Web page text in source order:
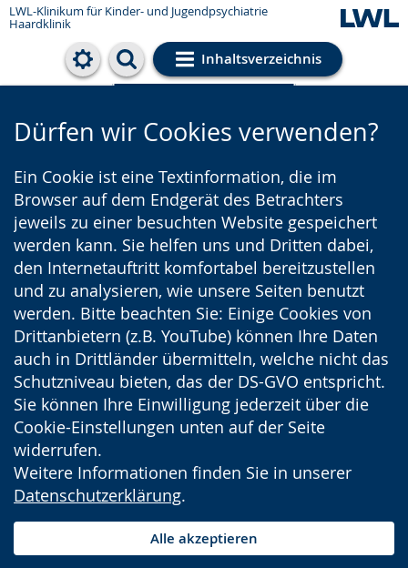
LWL-Klinikum für Kinder- und Jugendpsychiatrie
Haardklinik
Inhaltsverzeichnis
Cookie-Einstellungen
Dürfen wir Cookies verwenden?
Ein Cookie ist eine Textinformation, die im
Browser auf dem Endgerät des Betrachters
jeweils zu einer besuchten Website gespeichert
werden kann. Sie helfen uns und Dritten dabei,
den Internetauftritt komfortabel bereitzustellen
und zu analysieren, wie unsere Seiten benutzt
werden. Bitte beachten Sie: Einige Cookies von
Drittanbietern (z.B. YouTube) können Ihre Daten
auch in Drittländer übermitteln, welche nicht das
Schutzniveau bieten, das der DS-GVO entspricht.
Sie können Ihre Einwilligung jederzeit über die
Cookie-Einstellungen unten auf der Seite
widerrufen.
Weitere Informationen finden Sie in unserer
Datenschutzerklärung.
Alle akzeptieren